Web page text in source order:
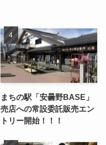
まちの駅「安曇野BASE」
売店への常設委託販売エン
トリー開始！！！